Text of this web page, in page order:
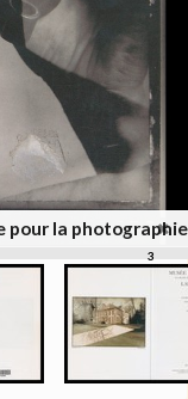
pour la
3